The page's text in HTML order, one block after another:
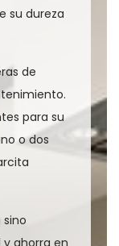
su dureza
de
para su
o dos
ahorra en